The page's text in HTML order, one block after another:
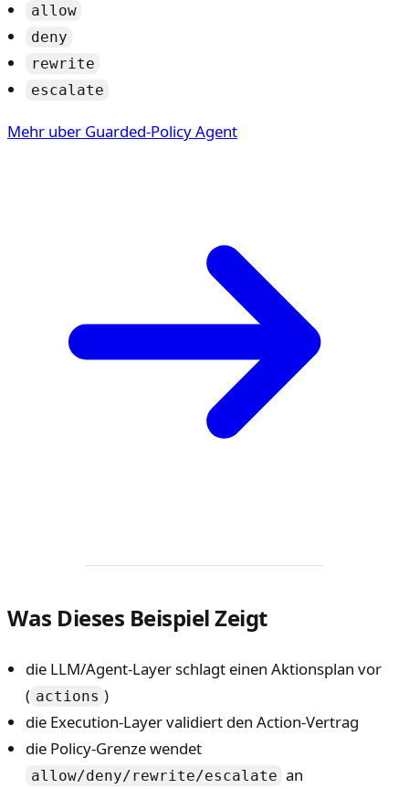
allow
deny
rewrite
escalate
Mehr uber Guarded-Policy Agent
Was Dieses Beispiel Zeigt
die LLM/Agent-Layer schlagt einen Aktionsplan vor
( actions )
die Execution-Layer validiert den Action-Vertrag
die Policy-Grenze wendet
allow/deny/rewrite/escalate an